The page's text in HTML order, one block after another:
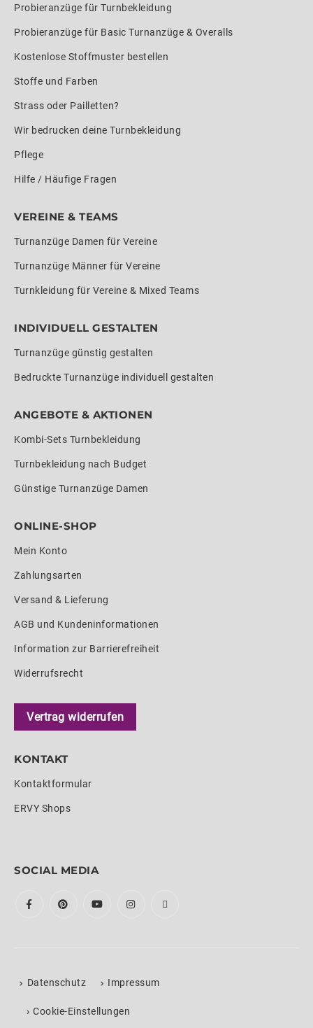
Probieranzüge für Turnbekleidung
Probieranzüge für Basic Turnanzüge & Overalls
Kostenlose Stoffmuster bestellen
Stoffe und Farben
Strass oder Pailletten?
Wir bedrucken deine Turnbekleidung
Pflege
Hilfe / Häufige Fragen
VEREINE & TEAMS
Turnanzüge Damen für Vereine
Turnanzüge Männer für Vereine
Turnkleidung für Vereine & Mixed Teams
INDIVIDUELL GESTALTEN
Turnanzüge günstig gestalten
Bedruckte Turnanzüge individuell gestalten
ANGEBOTE & AKTIONEN
Kombi-Sets Turnbekleidung
Turnbekleidung nach Budget
Günstige Turnanzüge Damen
ONLINE-SHOP
Mein Konto
Zahlungsarten
Versand & Lieferung
AGB und Kundeninformationen
Information zur Barrierefreiheit
Widerrufsrecht
Vertrag widerrufen
KONTAKT
Kontaktformular
ERVY Shops
SOCIAL MEDIA
Datenschutz Impressum
› Cookie-Einstellungen